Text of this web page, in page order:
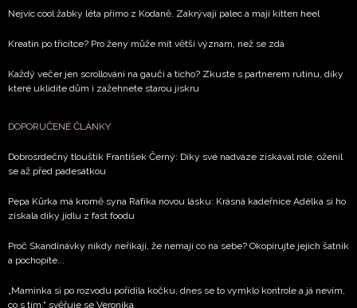
Nejvíc cool žabky léta přímo z Kodaně. Zakrývají palec a mají kitten heel
Kreatin po třicítce? Pro ženy může mít větší význam, než se zdá
Každý večer jen scrollování na gauči a ticho? Zkuste s partnerem rutinu, díky
které uklidíte dům i zažehnete starou jiskru
DOPORUČENÉ ČLÁNKY
Dobrosrdečný tlouštík František Černý: Díky své nadváze získával role, oženil
se až před padesátkou
Pepa Kůrka má kromě syna Rafíka novou lásku: Krásná kadeřnice Adélka si ho
získala díky jídlu z fast foodu
Proč Skandinávky nikdy neříkají, že nemají co na sebe? Okopírujte jejich šatník
a pochopíte...
„Maminka si po rozvodu pořídila kočku, dnes se to vymklo kontrole a já nevím,
co s tím,“ svěřuje se Veronika